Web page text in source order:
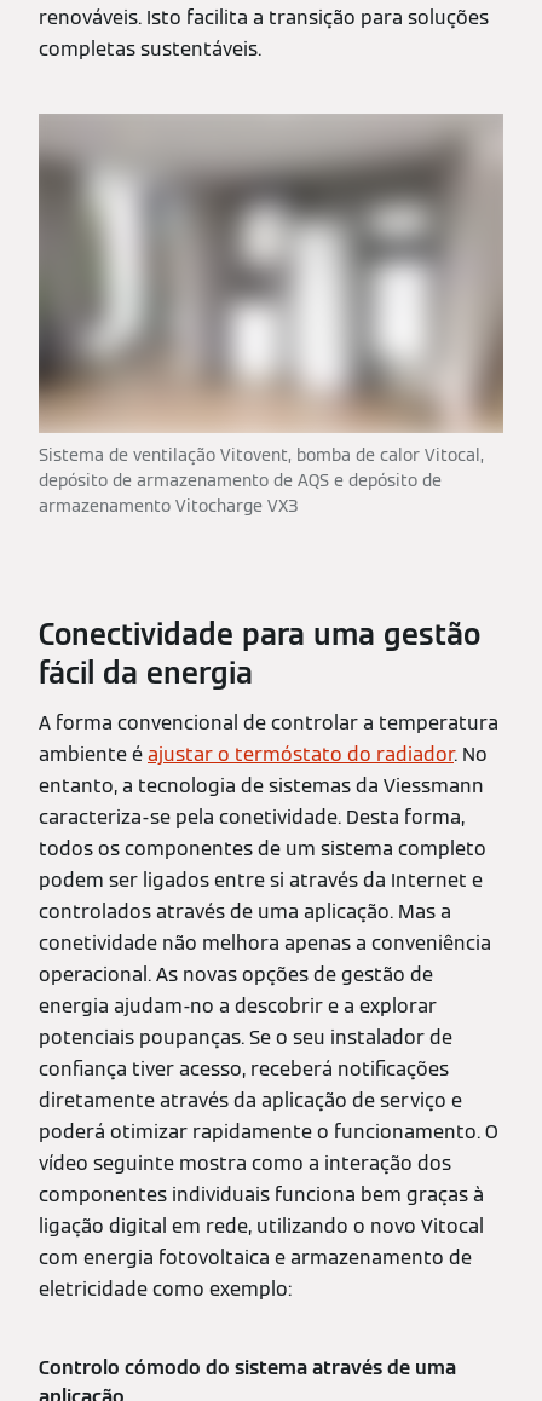
renováveis. Isto facilita a transição para soluções
completas sustentáveis.
Sistema de ventilação Vitovent, bomba de calor Vitocal,
depósito de armazenamento de AQS e depósito de
armazenamento Vitocharge VX3
Conectividade para uma gestão
fácil da energia
A forma convencional de controlar a temperatura
ambiente éajustar o termóstato do radiador. No
entanto, a tecnologia de sistemas da Viessmann
caracteriza-se pela conetividade. Desta forma,
todos os componentes de um sistema completo
podem ser ligados entre si através da Internet e
controlados através de uma aplicação. Mas a
conetividade não melhora apenas a conveniência
operacional. As novas opções de gestão de
energia ajudam-no a descobrir e a explorar
potenciais poupanças. Se o seu instalador de
confiança tiver acesso, receberá notificações
diretamente através da aplicação de serviço e
poderá otimizar rapidamente o funcionamento. O
vídeo seguinte mostra como a interação dos
componentes individuais funciona bem graças à
ligação digital em rede, utilizando o novo Vitocal
com energia fotovoltaica e armazenamento de
eletricidade como exemplo:
Controlo cómodo do sistema através de uma